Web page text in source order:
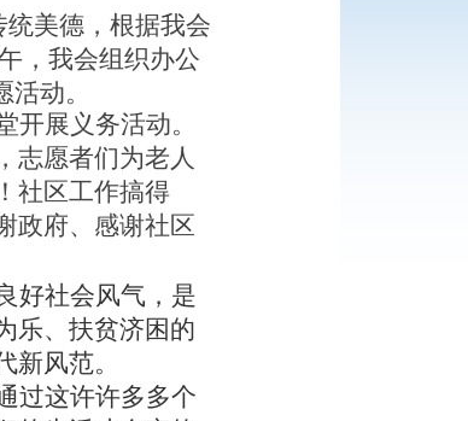
统美德，根据我会
，我会组织办公
活动。
开展义务活动。
志愿者们为老人
社区工作搞得
政府、感谢社区
好社会风气，是
乐、扶贫济困的
风范。
过这许许多多个